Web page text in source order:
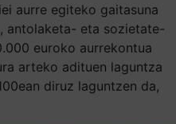
aurre egiteko gaitasuna
antolaketa- eta sozietate-
euroko aurrekontua
arteko adituen laguntza
diruz laguntzen da,